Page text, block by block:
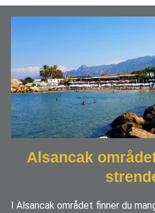
Alsancak
I Alsancak området finner du